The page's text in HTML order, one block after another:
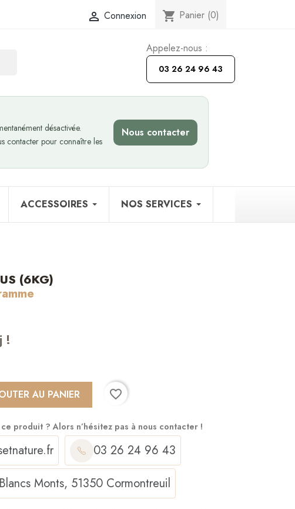
 Connexion shopping_cart Panier (0)
Appelez-nous :
03 26 24 96 43
désactivée.
contacter pour connaître les
Nous contacter
ACCESSOIRES NOS SERVICES
(6KG)
!
AU PANIER favorite_border
ce produit ?Alors n’hésitez pas à nous contacter !
03 26 24 96 43
Monts, 51350 Cormontreuil